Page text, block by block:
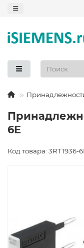
6E
Код товара: 3RT1936-